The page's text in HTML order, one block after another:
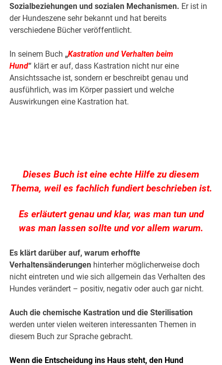
Sozialbeziehungen und sozialen Mechanismen. Er ist in
der Hundeszene sehr bekannt und hat bereits
verschiedene Bücher veröffentlicht.
In seinem Buch „Kastration und Verhalten beim
Hund“ klärt er auf, dass Kastration nicht nur eine
Ansichtssache ist, sondern er beschreibt genau und
ausführlich, was im Körper passiert und welche
Auswirkungen eine Kastration hat.
Dieses Buch ist eine echte Hilfe zu diesem
Thema, weil es fachlich fundiert beschrieben ist.
Es erläutert genau und klar, was man tun und
was man lassen sollte und vor allem warum.
Es klärt darüber auf, warum erhoffte
Verhaltensänderungen hinterher möglicherweise doch
nicht eintreten und wie sich allgemein das Verhalten des
Hundes verändert – positiv, negativ oder auch gar nicht.
Auch die chemische Kastration und die Sterilisation
werden unter vielen weiteren interessanten Themen in
diesem Buch zur Sprache gebracht.
Wenn die Entscheidung ins Haus steht, den Hund